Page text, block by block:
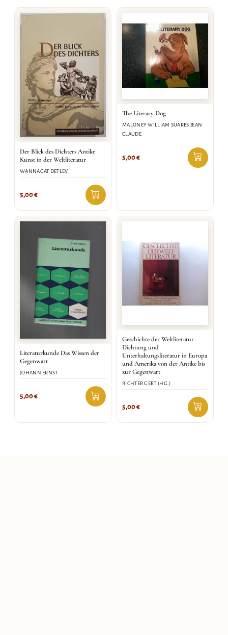
Der Blick des Dichters Antike
Kunst in der Weltliteratur
WANNAGAT DETLEV
5,00€
The Literary Dog
MALONEY WILLIAM SUARES JEAN
CLAUDE
5,00€
Literaturkunde Das Wissen der
Gegenwart
JOHANN ERNST
5,00€
Geschichte der Weltliteratur
Dichtung und
Unterhaltungsliteratur in Europa
und Amerika von der Antike bis
zur Gegenwart
RICHTER GERT (HG.)
5,00€